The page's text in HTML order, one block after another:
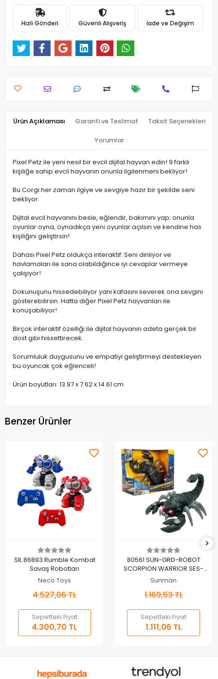
Hızlı Gönderi Güvenli Alışveriş İade ve Değişim
Ürün Açıklaması Garanti ve Teslimat Taksit Seçenekleri
Yorumlar
Pixel Petz ile yeni nesil bir evcil dijital hayvan edin! 9 farklı
kişiliğe sahip evcil hayvanın onunla ilgilenmeni bekliyor!
Bu Corgi her zaman ilgiye ve sevgiye hazır bir şekilde seni
bekliyor.
Dijital evcil hayvanını besle, eğlendir, bakımını yap; onunla
oyunlar oyna, oynadıkça yeni oyunlar açılsın ve kendine has
kişiliğini geliştirsin!
Dahası Pixel Petz oldukça interaktif: Seni dinliyor ve
havlamaları ile sana olabildiğince iyi cevaplar vermeye
çalışıyor!
Dokunuşunu hissedebiliyor yani kafasını severek ona sevgini
gösterebilirsin. Hatta diğer Pixel Petz hayvanları ile
konuşabiliyor!
Birçok interaktif özelliği ile dijital hayvanın adeta gerçek bir
dost gibi hissettirecek.
Sorumluluk duygusunu ve empatiyi geliştirmeyi destekleyen
bu oyuncak çok eğlenceli!
Ürün boyutları: ‎13.97 x 7.62 x 14.61 cm
Benzer Ürünler
Sepete Ekle
SIL 86893 Rumble Kombat
Savaş Robotları
Neco Toys
4.527,06 TL
Sepetteki Fiyat
4.300,70 TL
Sepete Ekle
80561 SUN-GRD-ROBOT
SCORPION WARRIOR SES-
IŞIK
Sunman
1.169,53 TL
Sepetteki Fiyat
1.111,06 TL